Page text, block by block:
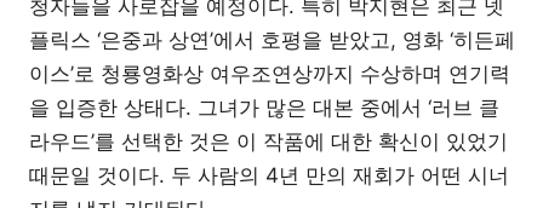
청자들을 사로잡을 예정이다. 특히 박지현은 최근 넷
플릭스 ‘은중과 상연’에서 호평을 받았고, 영화 ‘히든페
이스’로 청룡영화상 여우조연상까지 수상하며 연기력
을 입증한 상태다. 그녀가 많은 대본 중에서 ‘러브 클
라우드’를 선택한 것은 이 작품에 대한 확신이 있었기
때문일 것이다. 두 사람의 4년 만의 재회가 어떤 시너